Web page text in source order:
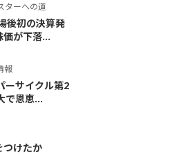
ターへの道
後初の決算発
価が下落...
報
ーサイクル第2
で恩恵...
つけたか